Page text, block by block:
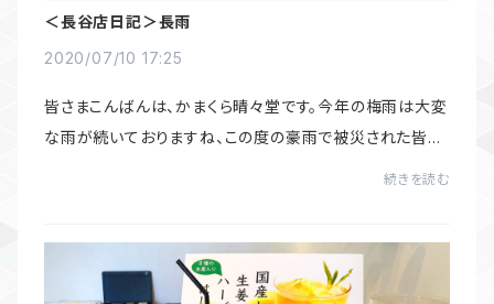
＜長谷店日記＞長雨
2020/07/10 17:25
皆さまこんばんは、かまくら晴々堂です。今年の梅雨は大変
な雨が続いておりますね、この度の豪雨で被災された皆様
続きを読む